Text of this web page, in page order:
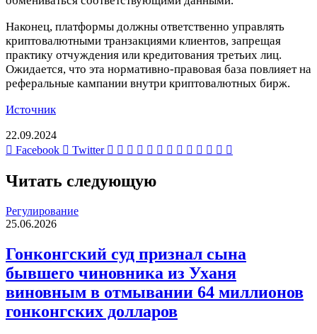
Наконец, платформы должны ответственно управлять
криптовалютными транзакциями клиентов, запрещая
практику отчуждения или кредитования третьих лиц.
Ожидается, что эта нормативно-правовая база повлияет на
реферальные кампании внутри криптовалютных бирж.
Источник
22.09.2024
Facebook
Twitter LinkedIn
Tumblr
Reddit
Вконтакте
Одноклассники
Skype
Messenger
Messenger
WhatsApp
Telegram
ViberLine
Читать следующую
Регулирование
25.06.2026
Гонконгский суд признал сына
бывшего чиновника из Уханя
виновным в отмывании 64 миллионов
гонконгских долларов